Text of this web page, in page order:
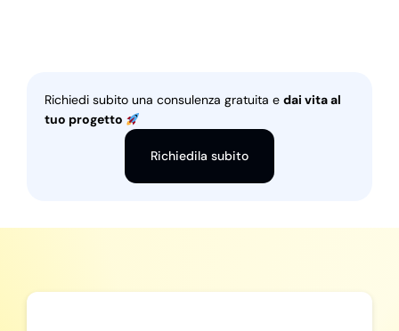
Richiedi subito una consulenza gratuita e dai vita al
tuo progetto
Richiedila subito